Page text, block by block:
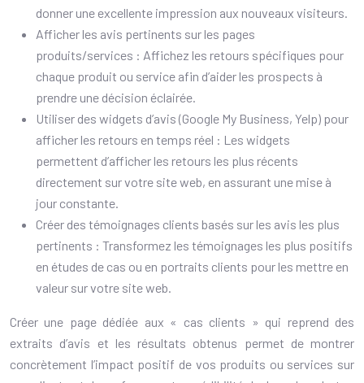
donner une excellente impression aux nouveaux visiteurs.
Afficher les avis pertinents sur les pages
produits/services : Affichez les retours spécifiques pour
chaque produit ou service afin d’aider les prospects à
prendre une décision éclairée.
Utiliser des widgets d’avis (Google My Business, Yelp) pour
afficher les retours en temps réel : Les widgets
permettent d’afficher les retours les plus récents
directement sur votre site web, en assurant une mise à
jour constante.
Créer des témoignages clients basés sur les avis les plus
pertinents : Transformez les témoignages les plus positifs
en études de cas ou en portraits clients pour les mettre en
valeur sur votre site web.
Créer une page dédiée aux « cas clients » qui reprend des
extraits d’avis et les résultats obtenus permet de montrer
concrètement l’impact positif de vos produits ou services sur